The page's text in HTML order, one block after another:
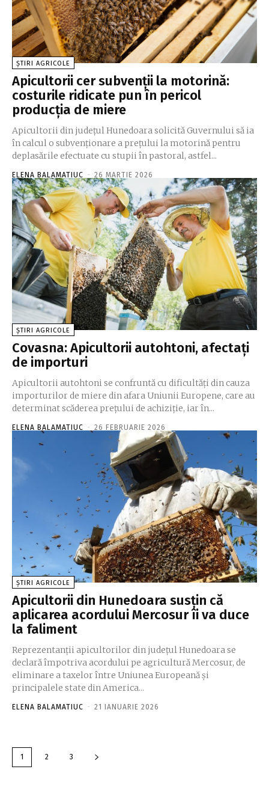
ȘTIRI AGRICOLE
Apicultorii cer subvenții la motorină:
costurile ridicate pun în pericol
producția de miere
Apicultorii din judeţul Hunedoara solicită Guvernului să ia
în calcul o subvenţionare a preţului la motorină pentru
deplasările efectuate cu stupii în pastoral, astfel...
ELENA BALAMATIUC - 26 MARTIE 2026
ȘTIRI AGRICOLE
Covasna: Apicultorii autohtoni, afectaţi
de importuri
Apicultorii autohtoni se confruntă cu dificultăţi din cauza
importurilor de miere din afara Uniunii Europene, care au
determinat scăderea preţului de achiziţie, iar în...
ELENA BALAMATIUC - 26 FEBRUARIE 2026
ȘTIRI AGRICOLE
Apicultorii din Hunedoara susţin că
aplicarea acordului Mercosur îi va duce
la faliment
Reprezentanţii apicultorilor din judeţul Hunedoara se
declară împotriva acordului pe agricultură Mercosur, de
eliminare a taxelor între Uniunea Europeană şi
principalele state din America...
ELENA BALAMATIUC - 21 IANUARIE 2026
1 2 3